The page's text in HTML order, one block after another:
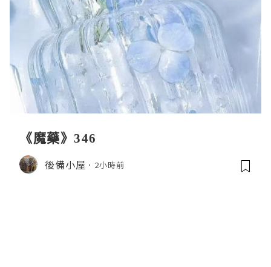
《魔藥》346
後備小屋 2小時前